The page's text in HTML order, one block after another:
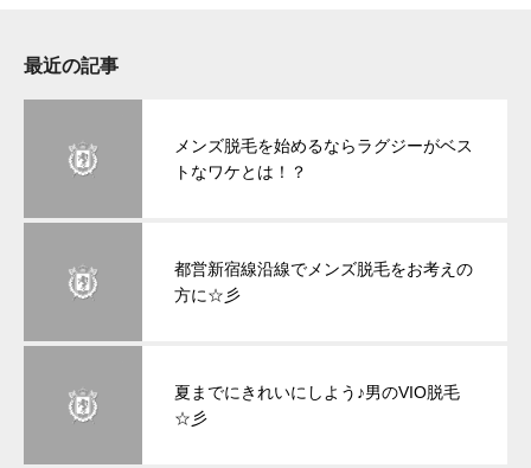
最近の記事
メンズ脱毛を始めるならラグジーがベス
トなワケとは！？
都営新宿線沿線でメンズ脱毛をお考えの
方に☆彡
夏までにきれいにしよう♪男のVIO脱毛
☆彡